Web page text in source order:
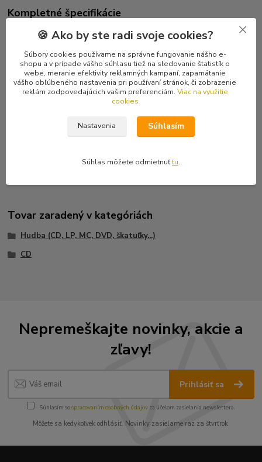
Kompletné špecifikácie
Japonský moderný power metal. Perfektná produkcia, klobúk dolu.
Tracklist
1 Silent Field
2 Thousand Me
3 S.E.A.M. -01
8 Just You Want Be The Moon
Tovar zaradený v kategóriách
Hudba (CD, LP, MC, DVD, škatuľky...)
CD
Nepremeškajte novinky, akcie a
zľavy!
Prihlásiť sa
Súhlasím sospracovaním osobných údajov za účelom zasielania newslettera.
Môžete sa kedykoľvek odhlásiť. Novinky zasielame raz za štvrťrok.
🍪 Ako by ste radi svoje cookies?
Súbory cookies používame na správne fungovanie nášho e-
shopu a v prípade vášho súhlasu tiež na sledovanie štatistík o
webe, meranie efektivity reklamných kampaní, zapamätanie
vášho obľúbeného nastavenia pri používaní stránok, či zobrazenie
reklám zodpovedajúcich vašim preferenciám. Viac na využitie
cookies
Nastavenia Súhlasím
Súhlas môžete odmietnuťtu.